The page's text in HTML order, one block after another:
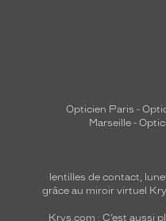
Opticien Paris -
Marseille -
lentilles de contact,
grâce au miroir virtuel
Krys.com : C’est aussi